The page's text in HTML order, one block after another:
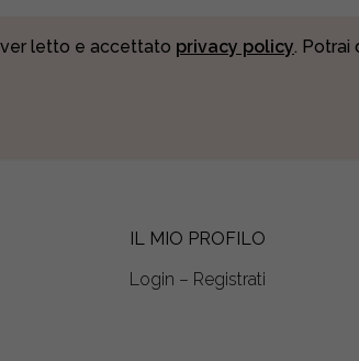
letto e accettato privacy policy. Potrai
IL MIO PROFILO
Login – Registrati